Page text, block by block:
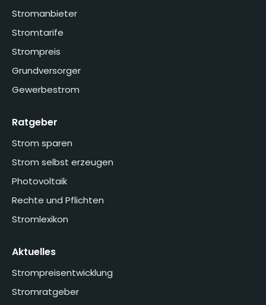
Stromanbieter
Stromtarife
Strompreis
Grundversorger
Gewerbestrom
Ratgeber
Strom sparen
Strom selbst erzeugen
Photovoltaik
Rechte und Pflichten
Stromlexikon
Aktuelles
Strompreisentwicklung
Stromratgeber